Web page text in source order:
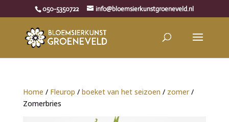
050-5350722 info@bloemsierkunstgroeneveld.nl
Home / Fleurop / boeket van het seizoen / zomer/
Zomerbries